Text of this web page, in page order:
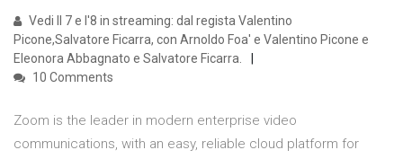
Vedi Il 7 e l'8 in streaming: dal regista Valentino
Picone,Salvatore Ficarra, con Arnoldo Foa' e Valentino Picone e
Eleonora Abbagnato e Salvatore Ficarra.
10 Comments
Zoom is the leader in modern enterprise video
communications, with an easy, reliable cloud platform for